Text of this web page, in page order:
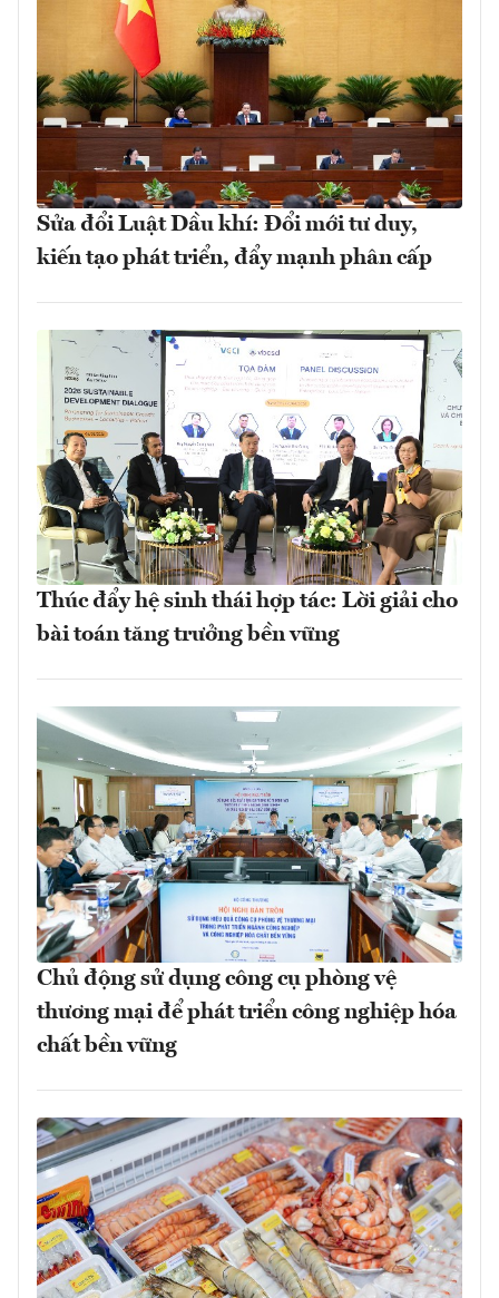
Sửa đổi Luật Dầu khí: Đổi mới tư duy,
kiến tạo phát triển, đẩy mạnh phân cấp
Thúc đẩy hệ sinh thái hợp tác: Lời giải cho
bài toán tăng trưởng bền vững
Chủ động sử dụng công cụ phòng vệ
thương mại để phát triển công nghiệp hóa
chất bền vững